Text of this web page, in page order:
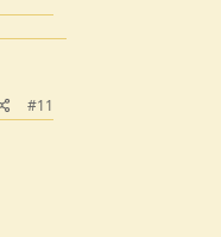
#11